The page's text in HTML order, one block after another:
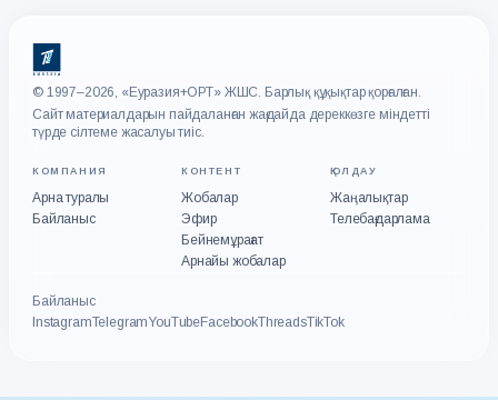
© 1997–2026, «Еуразия+ОРТ» ЖШС. Барлық құқықтар қорғалған.
Сайт материалдарын пайдаланған жағдайда дереккөзге міндетті
түрде сілтеме жасалуы тиіс.
КОМПАНИЯ
Арна туралы
Байланыс
КОНТЕНТ
Жобалар
Эфир
Бейнемұрағат
Арнайы жобалар
ҚОЛДАУ
Жаңалықтар
Телебағдарлама
Байланыс
InstagramTelegramYouTubeFacebookThreadsTikTok